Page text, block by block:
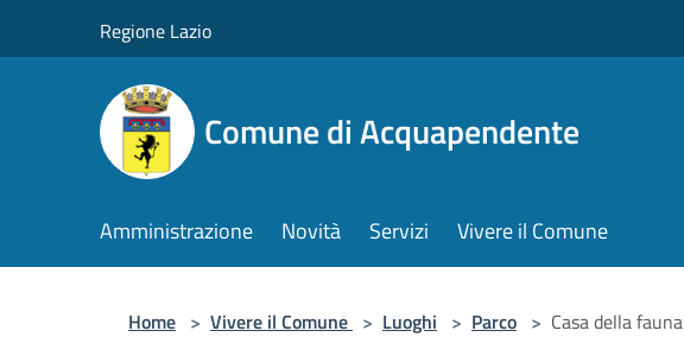
Regione Lazio
Comune di Acquapendente
Amministrazione Novità Servizi Vivere il Comune
Home > Vivere il Comune > Luoghi > Parco > Casa della fauna